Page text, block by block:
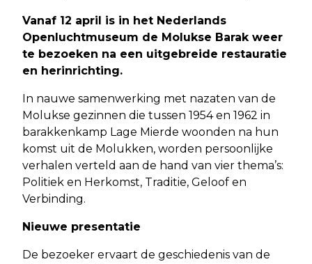
Vanaf 12 april is in het Nederlands
Openluchtmuseum de Molukse Barak weer
te bezoeken na een uitgebreide restauratie
en herinrichting.
In nauwe samenwerking met nazaten van de
Molukse gezinnen die tussen 1954 en 1962 in
barakkenkamp Lage Mierde woonden na hun
komst uit de Molukken, worden persoonlijke
verhalen verteld aan de hand van vier thema’s:
Politiek en Herkomst, Traditie, Geloof en
Verbinding.
Nieuwe presentatie
De bezoeker ervaart de geschiedenis van de